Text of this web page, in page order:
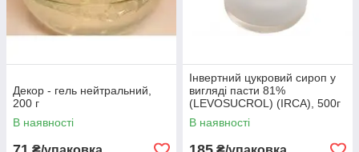
Декор - гель нейтральний,
200 г
В наявності
Інвертний цукровий сироп у
вигляді пасти 81%
(LEVOSUCROL) (IRCA), 500г
В наявності